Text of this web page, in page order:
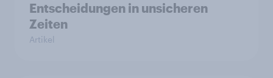
Entscheidungen in unsicheren
Zeiten
Artikel